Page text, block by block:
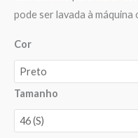
pode ser lavada à máquina
Cor
Tamanho